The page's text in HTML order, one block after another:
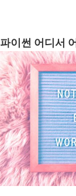
파이썬 어디서